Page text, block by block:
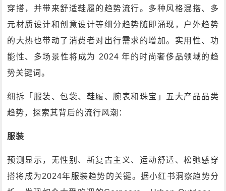
穿搭，并带来舒适鞋履的趋势流行。多种风格混搭、多
元材质设计和创意设计等细分趋势随即涌现，户外趋势
的大热也带动了消费者对出行需求的增加。实用性、功
能性、多场景性将成为 2024 年的时尚奢侈品领域的趋
势关键词。
细拆「服装、包袋、鞋履、腕表和珠宝」五大产品品类
趋势，探索其背后的流行风潮：
服装
预测显示，无性别、新复古主义、运动舒适、松弛感穿
搭将成为2024年服装趋势的关键。据小红书洞察趋势分